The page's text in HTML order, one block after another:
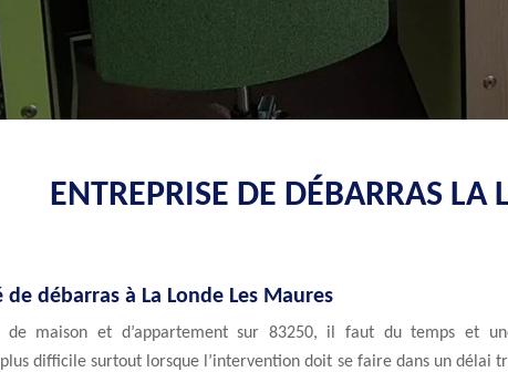
ENTREPRISE DE DÉBARRAS
débarras à La Londe Les Maures
de maison et d’appartement sur 83250, il faut du temps et
difficile surtout lorsque l’intervention doit se faire dans un délai